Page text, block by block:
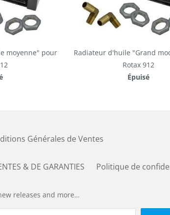
moyenne" pour
Radiateur d'huile "Grand
Rotax 912
Épuisé
Générales de Ventes
& DE GARANTIES Politique de
releases and more…